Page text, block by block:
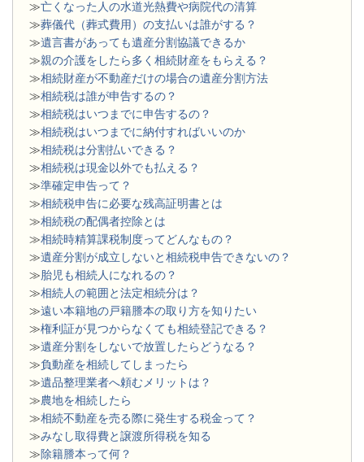
≫亡くなった人の水道光熱費や病院代の清算
≫葬儀代（葬式費用）の支払いは誰がする？
≫遺言書があっても遺産分割協議できるか
≫親の介護をしたら多く相続財産をもらえる？
≫相続財産が不動産だけの場合の遺産分割方法
≫相続税は誰が申告するの？
≫相続税はいつまでに申告するの？
≫相続税はいつまでに納付すればいいのか
≫相続税は分割払いできる？
≫相続税は現金以外でも払える？
≫準確定申告って？
≫相続税申告に必要な残高証明書とは
≫相続税の配偶者控除とは
≫相続時精算課税制度ってどんなもの？
≫遺産分割が成立しないと相続税申告できないの？
≫胎児も相続人になれるの？
≫相続人の範囲と法定相続分は？
≫遠い本籍地の戸籍謄本の取り方を知りたい
≫権利証が見つからなくても相続登記できる？
≫遺産分割をしないで放置したらどうなる？
≫負動産を相続してしまったら
≫遺品整理業者へ頼むメリットは？
≫農地を相続したら
≫相続不動産を売る際に発生する税金って？
≫みなし取得費と譲渡所得税を知る
≫除籍謄本って何？